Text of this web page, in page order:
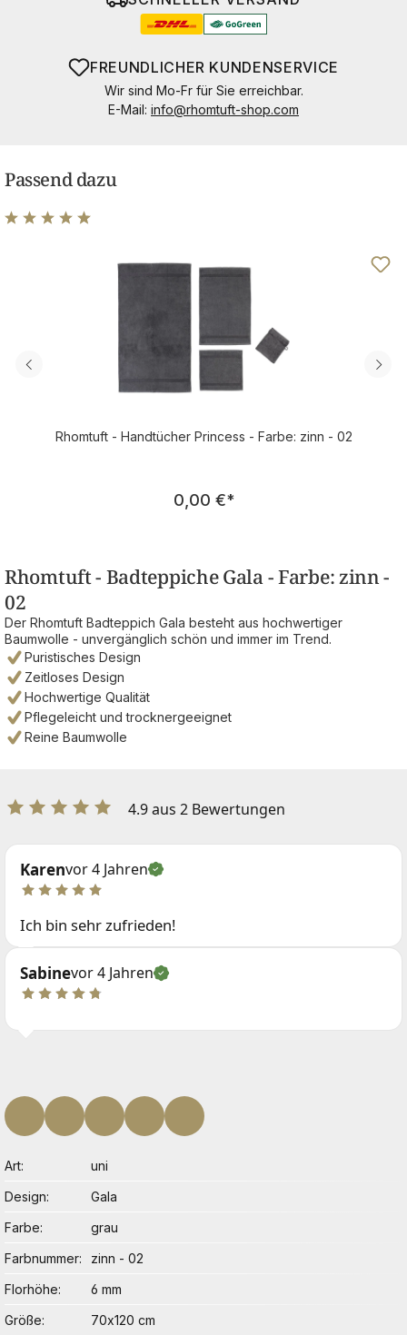
FREUNDLICHER KUNDENSERVICE
Wir sind Mo-Fr für Sie erreichbar.
E-Mail: info@rhomtuft-shop.com
Passend dazu
Rhomtuft - Handtücher Princess - Farbe: zinn - 02
Regulärer Preis:
0,00 €*
Rhomtuft - Badteppiche Gala - Farbe: zinn -
02
Der Rhomtuft Badteppich Gala besteht aus hochwertiger
Baumwolle - unvergänglich schön und immer im Trend.
Puristisches Design
Zeitloses Design
Hochwertige Qualität
Pflegeleicht und trocknergeeignet
Reine Baumwolle
4.9 aus 2 Bewertungen
Karenvor 4 Jahren
Ich bin sehr zufrieden!
Sabinevor 4 Jahren
Art
uni
Design
Gala
Farbe
grau
Farbnummer
zinn - 02
Florhöhe
6 mm
Größe
70x120 cm